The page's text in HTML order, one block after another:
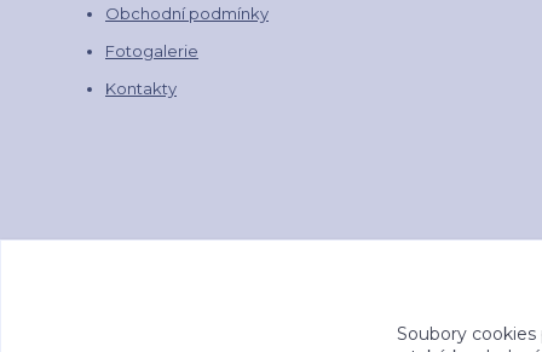
Obchodní podmínky
Fotogalerie
Kontakty
Soubory